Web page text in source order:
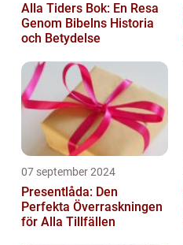
Alla Tiders Bok: En Resa
Genom Bibelns Historia
och Betydelse
07 september 2024
Presentlåda: Den
Perfekta Överraskningen
för Alla Tillfällen